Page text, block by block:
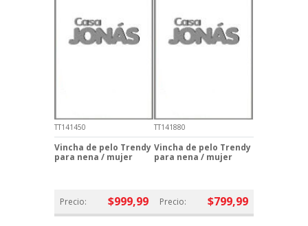
TT141450
Vincha de pelo Trendy
para nena / mujer
Precio: $999,99
TT141880
Vincha de pelo Trendy
para nena / mujer
Precio: $799,99